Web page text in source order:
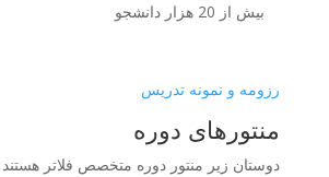
بیش از 20 هزار دانشجو
رزومه و نمونه تدریس
منتورهای دوره
دوستان زیر منتور دوره متخصص فلاتر